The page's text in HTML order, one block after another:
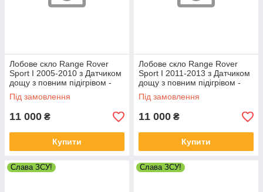
Лобове скло Range Rover
Sport I 2005-2010 з Датчиком
дощу з повним підігрівом -
Рендж Ровер Спорт
Під замовлення
11 000 ₴
Купити
Лобове скло Range Rover
Sport I 2011-2013 з Датчиком
дощу з повним підігрівом -
Рендж Ровер Спорт
Під замовлення
11 000 ₴
Купити
Слава ЗСУ! Слава ЗСУ!